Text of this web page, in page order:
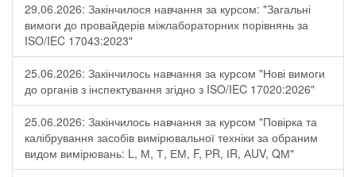
29.06.2026: Закінчилося навчання за курсом: "Загальні
вимоги до провайдерів міжлабораторних порівнянь за
ISO/IEC 17043:2023"
25.06.2026: Закінчилось навчання за курсом "Нові вимоги
до органів з інспектування згідно з ISO/IEC 17020:2026"
25.06.2026: Закінчилось навчання за курсом "Повірка та
калібрування засобів вимірювальної техніки за обраним
видом вимірювань: L, М, Т, ЕМ, F, РR, ІR, АUV, QМ"